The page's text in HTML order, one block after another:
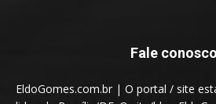
Fale
EldoGomes.com.br | O portal / site